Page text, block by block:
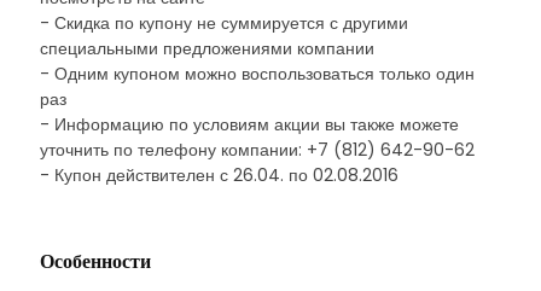
- Скидка по купону не суммируется с другими
специальными предложениями компании
- Одним купоном можно воспользоваться только один
раз
- Информацию по условиям акции вы также можете
уточнить по телефону компании: +7 (812) 642-90-62
- Купон действителен с 26.04. по 02.08.2016
Особенности